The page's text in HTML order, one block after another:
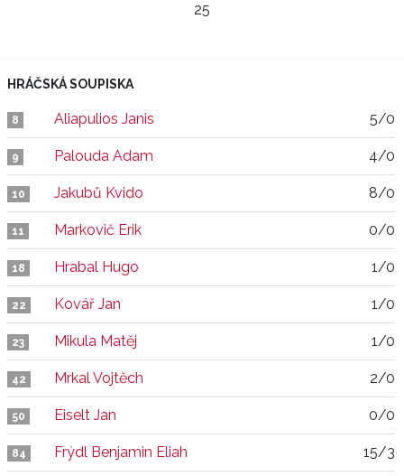
25
HRÁČSKÁ SOUPISKA
8 Aliapulios Janis 5/0
9 Palouda Adam 4/0
10 Jakubů Kvido 8/0
11 Markovič Erik 0/0
18 Hrabal Hugo 1/0
22 Kovář Jan 1/0
23 Mikula Matěj 1/0
42 Mrkal Vojtěch 2/0
50 Eiselt Jan 0/0
84 Frýdl Benjamin Eliah 15/3